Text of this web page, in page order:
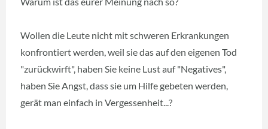
Wollen die Leute nicht mit schweren Erkrankungen
konfrontiert werden, weil sie das auf den eigenen Tod
"zurückwirft", haben Sie keine Lust auf "Negatives",
haben Sie Angst, dass sie um Hilfe gebeten werden,
gerät man einfach in Vergessenheit...?